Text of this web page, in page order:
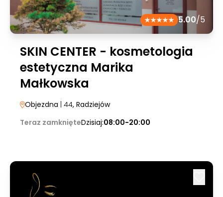
5.00/5
SKIN CENTER - kosmetologia
estetyczna Marika
Małkowska
Objezdna | 44, Radziejów
Teraz zamknięteDzisiaj:08:00-20:00